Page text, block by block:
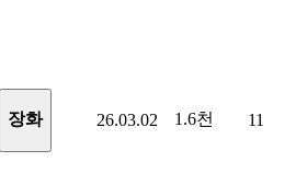
장화 26.03.02 1.6천 11